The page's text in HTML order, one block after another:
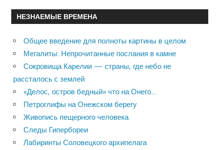
НЕЗНАЕМЫЕ ВРЕМЕНА
Общее введение для полноты картины в целом
Мегалиты: Непрочитанные послания в камне
Сокровища Карелии — страны, где небо не
рассталось с землей
«Делос, остров бедный» что на Онего…
Петроглифы на Онежском берегу
Живопись пещерного человека
Следы Гипербореи
Лабиринты Соловецкого архипелага